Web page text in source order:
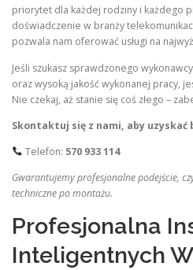
priorytet dla każdej rodziny i każdego
doświadczenie w branży
pozwala nam oferować usługi na
Jeśli szukasz sprawdzonego
oraz wysoką jakość wykonanej pracy,
Nie czekaj, aż stanie się coś złego –
Skontaktuj się z nami, aby uzyskać
Telefon: 570 933 114
Gwarantujemy profesjonalne podejście,
techniczne po montażu.
Profesjonalna
Inteligentnych